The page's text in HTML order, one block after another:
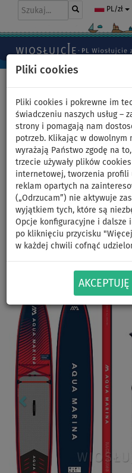
Pliki cookies
Pliki cookies i pokrewne im
świadczeniu naszych usług –
strony i pomagają nam
potrzeb. Klikając w dowolnym
wyrażają Państwo zgodę na
trzecie używały plików
internetowej, tworzenia profili
reklam opartych na
(„Odrzucam”) nie aktywuje
wyjątkiem tych, które są
Opcje konfiguracyjne i dalsze
po kliknięciu przycisku
w każdej chwili cofnąć
AKCEPTUJĘ
PL/zł
Deska SUP
YOUNG 12'6
pompowany
wariant: z
DO
-10 %
DO
70 kg
DARMOWA
DOSTAWA